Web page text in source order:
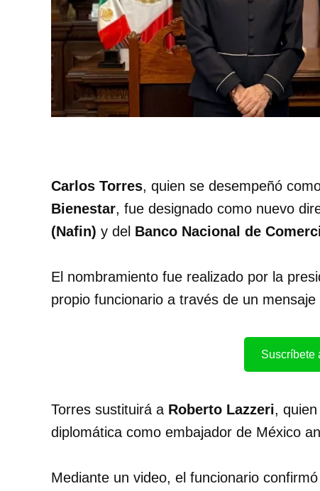
Carlos Torres, quien se desempeñó
Bienestar, fue designado como nuevo
(Nafin) y del Banco Nacional de
El nombramiento fue realizado por la
propio funcionario a través de un
Suscríbete
Torres sustituirá a Roberto Lazzeri,
diplomática como embajador de México
Mediante un video, el funcionario